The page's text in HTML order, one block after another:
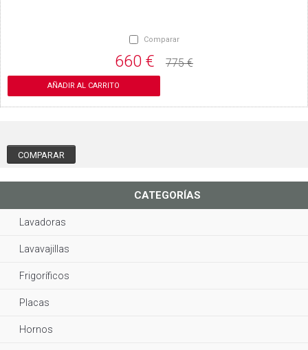
Comparar
660 € 775 €
AÑADIR AL CARRITO
CATEGORÍAS
Lavadoras
Lavavajillas
Frigoríficos
Placas
Hornos